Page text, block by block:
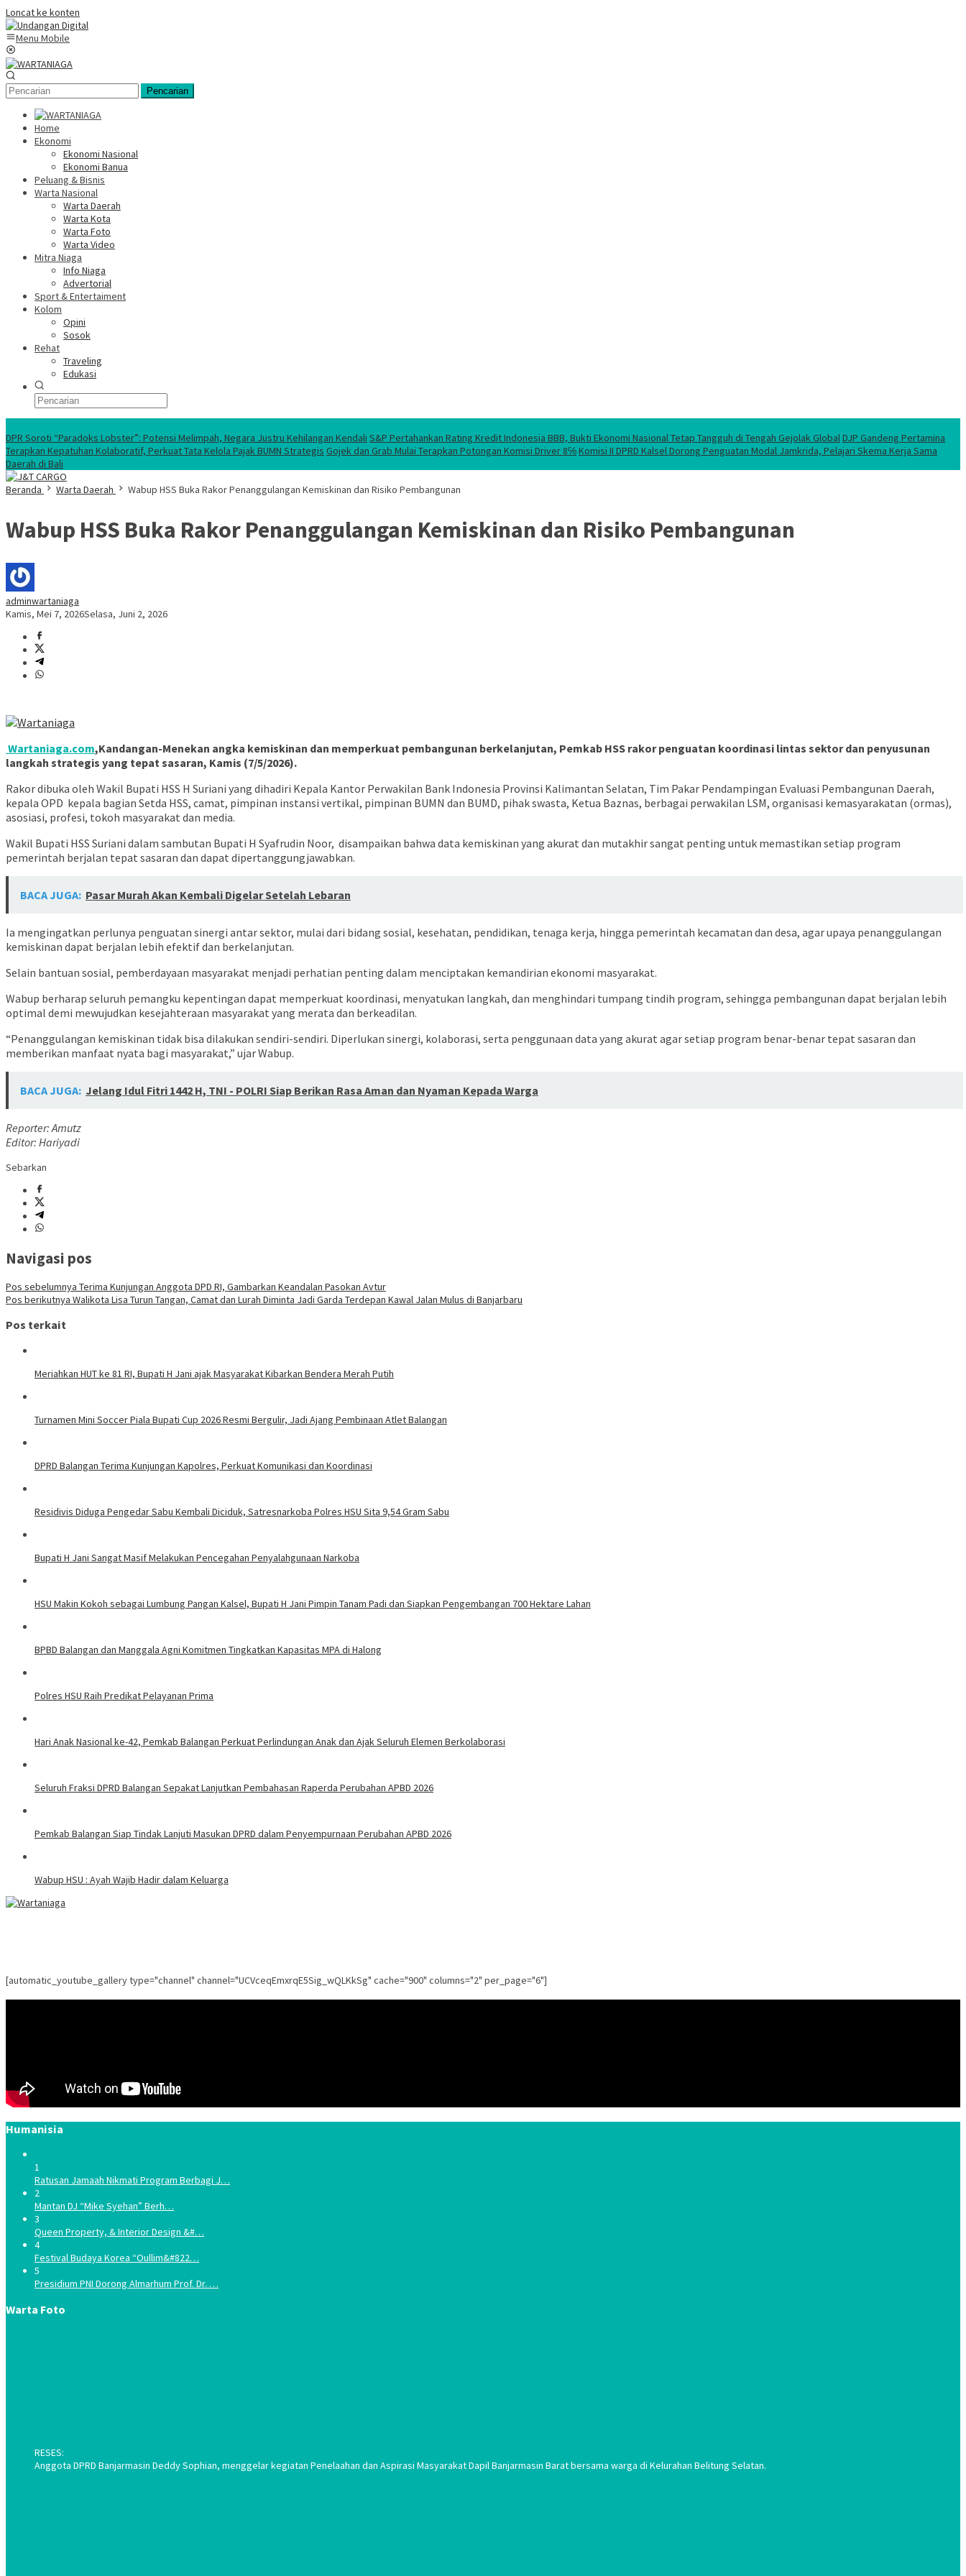
Loncat ke konten
Menu Mobile
Pencarian
Home
Ekonomi
Ekonomi Nasional
Ekonomi Banua
Peluang & Bisnis
Warta Nasional
Warta Daerah
Warta Kota
Warta Foto
Warta Video
Mitra Niaga
Info Niaga
Advertorial
Sport & Entertaiment
Kolom
Opini
Sosok
Rehat
Traveling
Edukasi
DPR Soroti “Paradoks Lobster”: Potensi Melimpah, Negara Justru Kehilangan Kendali S&P Pertahankan Rating Kredit Indonesia BBB, Bukti Ekonomi Nasional Tetap Tangguh di Tengah Gejolak GlobalDJP Gandeng Pertamina
Terapkan Kepatuhan Kolaboratif, Perkuat Tata Kelola Pajak BUMN Strategis Gojek dan Grab Mulai Terapkan Potongan Komisi Driver 8℅Komisi II DPRD Kalsel Dorong Penguatan Modal Jamkrida, Pelajari Skema Kerja Sama
Daerah di Bali
Beranda
Warta Daerah Wabup HSS Buka Rakor Penanggulangan Kemiskinan dan Risiko Pembangunan
Wabup HSS Buka Rakor Penanggulangan Kemiskinan dan Risiko Pembangunan
adminwartaniaga
Kamis, Mei 7, 2026Selasa, Juni 2, 2026
Wartaniaga.com,Kandangan-Menekan angka kemiskinan dan memperkuat pembangunan berkelanjutan, Pemkab HSS rakor penguatan koordinasi lintas sektor dan penyusunan
langkah strategis yang tepat sasaran, Kamis (7/5/2026).
Rakor dibuka oleh Wakil Bupati HSS H Suriani yang dihadiri Kepala Kantor Perwakilan Bank Indonesia Provinsi Kalimantan Selatan, Tim Pakar Pendampingan Evaluasi Pembangunan Daerah,
kepala OPD kepala bagian Setda HSS, camat, pimpinan instansi vertikal, pimpinan BUMN dan BUMD, pihak swasta, Ketua Baznas, berbagai perwakilan LSM, organisasi kemasyarakatan (ormas),
asosiasi, profesi, tokoh masyarakat dan media.
Wakil Bupati HSS Suriani dalam sambutan Bupati H Syafrudin Noor, disampaikan bahwa data kemiskinan yang akurat dan mutakhir sangat penting untuk memastikan setiap program
pemerintah berjalan tepat sasaran dan dapat dipertanggungjawabkan.
BACA JUGA: Pasar Murah Akan Kembali Digelar Setelah Lebaran
Ia mengingatkan perlunya penguatan sinergi antar sektor, mulai dari bidang sosial, kesehatan, pendidikan, tenaga kerja, hingga pemerintah kecamatan dan desa, agar upaya penanggulangan
kemiskinan dapat berjalan lebih efektif dan berkelanjutan.
Selain bantuan sosial, pemberdayaan masyarakat menjadi perhatian penting dalam menciptakan kemandirian ekonomi masyarakat.
Wabup berharap seluruh pemangku kepentingan dapat memperkuat koordinasi, menyatukan langkah, dan menghindari tumpang tindih program, sehingga pembangunan dapat berjalan lebih
optimal demi mewujudkan kesejahteraan masyarakat yang merata dan berkeadilan.
“Penanggulangan kemiskinan tidak bisa dilakukan sendiri-sendiri. Diperlukan sinergi, kolaborasi, serta penggunaan data yang akurat agar setiap program benar-benar tepat sasaran dan
memberikan manfaat nyata bagi masyarakat,” ujar Wabup.
BACA JUGA: Jelang Idul Fitri 1442 H, TNI - POLRI Siap Berikan Rasa Aman dan Nyaman Kepada Warga
Reporter: Amutz
Editor: Hariyadi
Sebarkan
Navigasi pos
Pos sebelumnya Terima Kunjungan Anggota DPD RI, Gambarkan Keandalan Pasokan Avtur
Pos berikutnya Walikota Lisa Turun Tangan, Camat dan Lurah Diminta Jadi Garda Terdepan Kawal Jalan Mulus di Banjarbaru
Pos terkait
Meriahkan HUT ke 81 RI, Bupati H Jani ajak Masyarakat Kibarkan Bendera Merah Putih
Turnamen Mini Soccer Piala Bupati Cup 2026 Resmi Bergulir, Jadi Ajang Pembinaan Atlet Balangan
DPRD Balangan Terima Kunjungan Kapolres, Perkuat Komunikasi dan Koordinasi
Residivis Diduga Pengedar Sabu Kembali Diciduk, Satresnarkoba Polres HSU Sita 9,54 Gram Sabu
Bupati H Jani Sangat Masif Melakukan Pencegahan Penyalahgunaan Narkoba
HSU Makin Kokoh sebagai Lumbung Pangan Kalsel, Bupati H Jani Pimpin Tanam Padi dan Siapkan Pengembangan 700 Hektare Lahan
BPBD Balangan dan Manggala Agni Komitmen Tingkatkan Kapasitas MPA di Halong
Polres HSU Raih Predikat Pelayanan Prima
Hari Anak Nasional ke-42, Pemkab Balangan Perkuat Perlindungan Anak dan Ajak Seluruh Elemen Berkolaborasi
Seluruh Fraksi DPRD Balangan Sepakat Lanjutkan Pembahasan Raperda Perubahan APBD 2026
Pemkab Balangan Siap Tindak Lanjuti Masukan DPRD dalam Penyempurnaan Perubahan APBD 2026
Wabup HSU : Ayah Wajib Hadir dalam Keluarga
[automatic_youtube_gallery type="channel" channel="UCVceqEmxrqE5Sig_wQLKkSg" cache="900" columns="2" per_page="6"]
Humanisia
1
Ratusan Jamaah Nikmati Program Berbagi J…
2
Mantan DJ “Mike Syehan” Berh…
3
Queen Property, & Interior Design &#…
4
Festival Budaya Korea “Oullim&#822…
5
Presidium PNI Dorong Almarhum Prof. Dr. …
Warta Foto
RESES:
Anggota DPRD Banjarmasin Deddy Sophian, menggelar kegiatan Penelaahan dan Aspirasi Masyarakat Dapil Banjarmasin Barat bersama warga di Kelurahan Belitung Selatan.